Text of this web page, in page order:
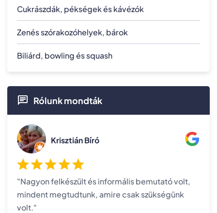
Cukrászdák, pékségek és kávézók
Zenés szórakozóhelyek, bárok
Biliárd, bowling és squash
Rólunk mondták
Krisztián Bíró
"Nagyon felkészült és informális bemutató volt,
mindent megtudtunk, amire csak szükségünk
volt."